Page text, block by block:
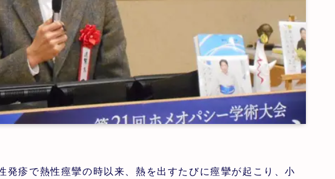
疹で熱性痙攣の時以来、熱を出すたびに痙攣が起こり、小